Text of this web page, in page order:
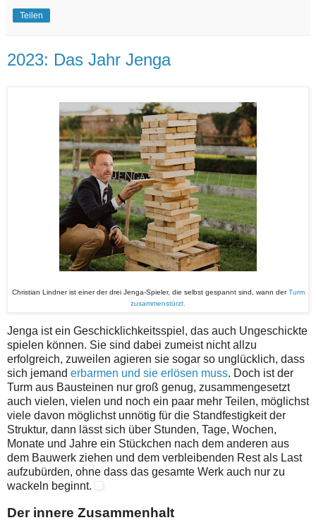
Teilen
2023: Das Jahr Jenga
Christian Lindner ist einer der drei Jenga-Spieler, die selbst gespannt sind, wann derTurm
zusammenstürzt.
Jenga ist ein Geschicklichkeitsspiel, das auch Ungeschickte
spielen können. Sie sind dabei zumeist nicht allzu
erfolgreich, zuweilen agieren sie sogar so unglücklich, dass
sich jemand erbarmen und sie erlösen muss. Doch ist der
Turm aus Bausteinen nur groß genug, zusammengesetzt
auch vielen, vielen und noch ein paar mehr Teilen, möglichst
viele davon möglichst unnötig für die Standfestigkeit der
Struktur, dann lässt sich über Stunden, Tage, Wochen,
Monate und Jahre ein Stückchen nach dem anderen aus
dem Bauwerk ziehen und dem verbleibenden Rest als Last
aufzubürden, ohne dass das gesamte Werk auch nur zu
wackeln beginnt.
Der innere Zusammenhalt